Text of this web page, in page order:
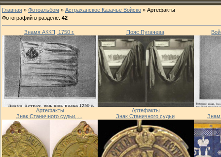
Главная » Фотоальбом » Астраханское Казачье Войско » Артефакты
Фотографий в разделе: 42
Знамя АККП, 1750 г.
Артефакты
Пояс Пугачева
Артефакты
Знак Станичного судьи, ... Знак Станичного судьи